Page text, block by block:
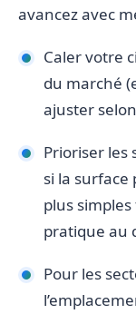
avancez avec
Caler votre
du marché
ajuster selon
Prioriser les
si la surface
plus
pratique au
Pour les